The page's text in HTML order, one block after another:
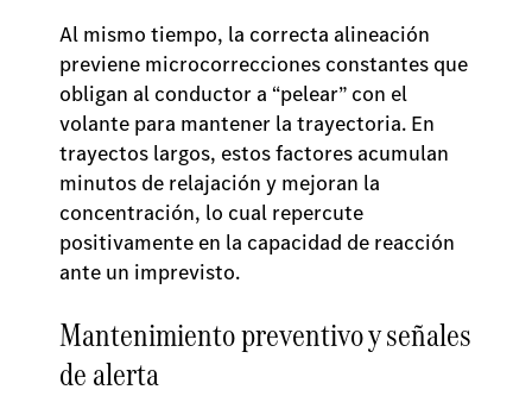
Al mismo tiempo, la correcta alineación
previene microcorrecciones constantes que
obligan al conductor a “pelear” con el
volante para mantener la trayectoria. En
trayectos largos, estos factores acumulan
minutos de relajación y mejoran la
concentración, lo cual repercute
positivamente en la capacidad de reacción
ante un imprevisto.
Mantenimiento preventivo y señales
de alerta